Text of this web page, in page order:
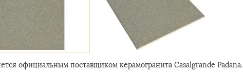
официальным поставщиком керамогранита Casalgrande Padana.